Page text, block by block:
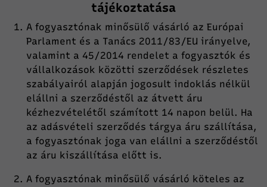
tájékoztatása
A fogyasztónak minősülő vásárló az Európai
Parlament és a Tanács 2011/83/EU irányelve,
valamint a 45/2014 rendelet a fogyasztók és
vállalkozások közötti szerződések részletes
szabályairól alapján jogosult indoklás nélkül
elállni a szerződéstől az átvett áru
kézhezvételétől számított 14 napon belül. Ha
az adásvételi szerződés tárgya áru szállítása,
a fogyasztónak joga van elállni a szerződéstől
az áru kiszállítása előtt is.
A fogyasztónak minősülő vásárló köteles az